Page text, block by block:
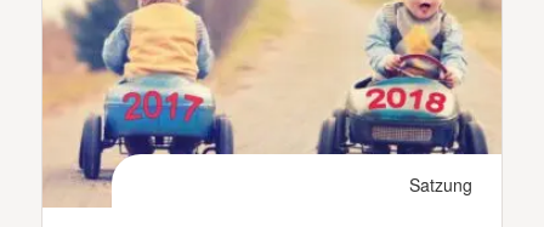
Satzung